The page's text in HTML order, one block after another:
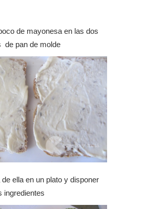
de mayonesa en las dos
de pan de molde
de ella en un plato y disponer
ingredientes